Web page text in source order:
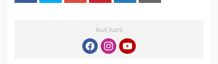
Ikuti Kami